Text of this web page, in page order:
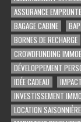
ASSURANCE
BAGAGE CABINE
BORNES DE RECHARGE
CROWDFUNDING
DÉVELOPPEMENT
IDÉE CADEAU
INVESTISSEMENT
LOCATION SAISONNIÈRE